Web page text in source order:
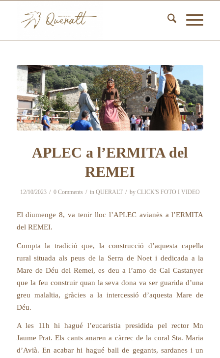
APLEC a l’ERMITA del
REMEI
12/10/2023 / 0 Comments / in QUERALT / by CLICK'S FOTO I VIDEO
El diumenge 8, va tenir lloc l’APLEC avianès a l’ERMITA
del REMEI.
Compta la tradició que, la construcció d’aquesta capella
rural situada als peus de la Serra de Noet i dedicada a la
Mare de Déu del Remei, es deu a l’amo de Cal Castanyer
que la feu construir quan la seva dona va ser guarida d’una
greu malaltia, gràcies a la intercessió d’aquesta Mare de
Déu.
A les 11h hi hagué l’eucaristia presidida pel rector Mn
Jaume Prat. Els cants anaren a càrrec de la coral Sta. Maria
d’Avià. En acabar hi hagué ball de gegants, sardanes i un